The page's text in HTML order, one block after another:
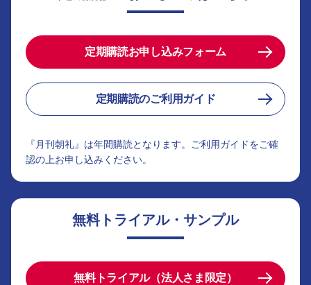
定期購読お申し込みフォーム
定期購読のご利用ガイド
『月刊朝礼』は年間購読となります。ご利用ガイドをご確
認の上お申し込みください。
無料トライアル・サンプル
無料トライアル（法人さま限定）